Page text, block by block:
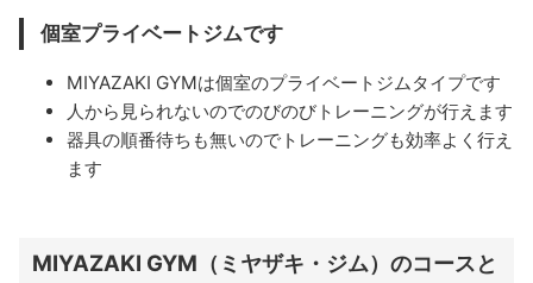
個室プライベートジムです
MIYAZAKI GYMは個室のプライベートジムタイプです
人から見られないのでのびのびトレーニングが行えます
器具の順番待ちも無いのでトレーニングも効率よく行え
ます
MIYAZAKI GYM（ミヤザキ・ジム）のコースと